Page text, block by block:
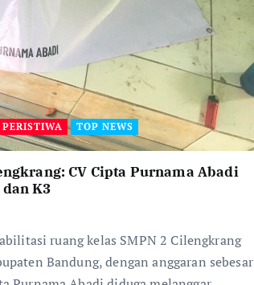
PERISTIWA TOP NEWS
CV Cipta Purnama Abadi
K3
ruang kelas SMPN 2 Cilengkrang
Bandung, dengan anggaran sebesar